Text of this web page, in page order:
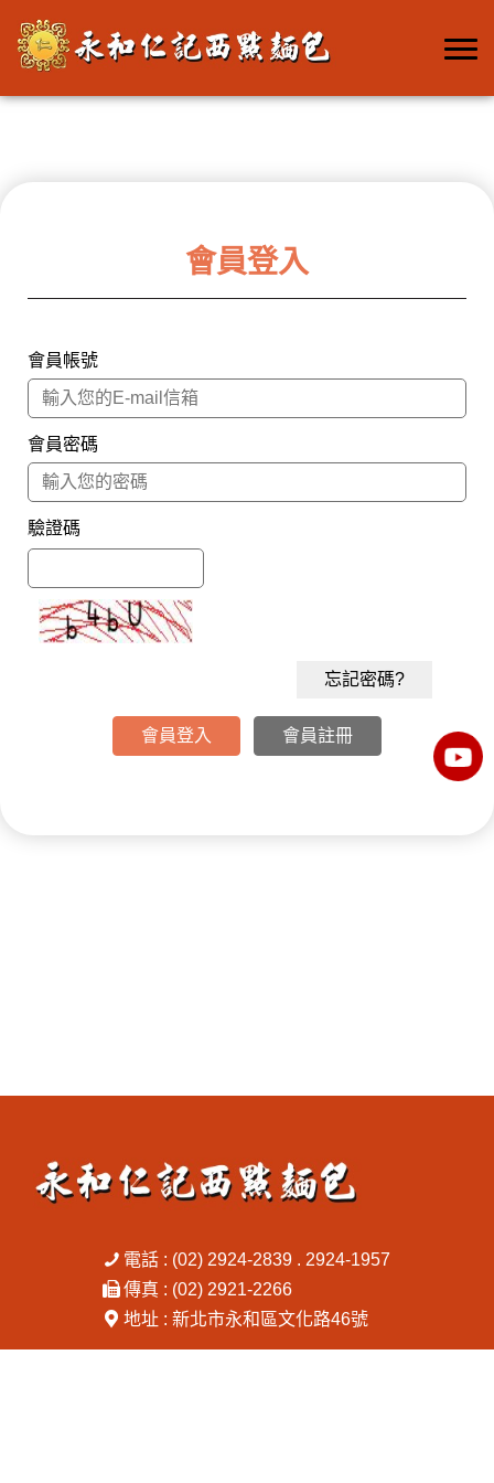
會員登入
會員帳號
會員密碼
驗證碼
忘記密碼?
會員登入 會員註冊
電話 : (02) 2924-2839 . 2924-1957
傳真 : (02) 2921-2266
地址 : 新北市永和區文化路46號